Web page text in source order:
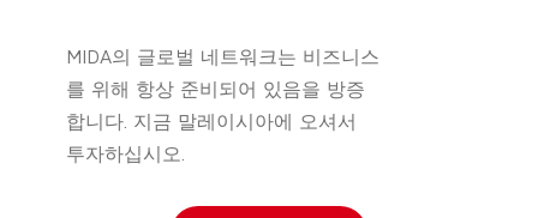
MIDA의 글로벌 네트워크는 비즈니스
를 위해 항상 준비되어 있음을 방증
합니다. 지금 말레이시아에 오셔서
투자하십시오.